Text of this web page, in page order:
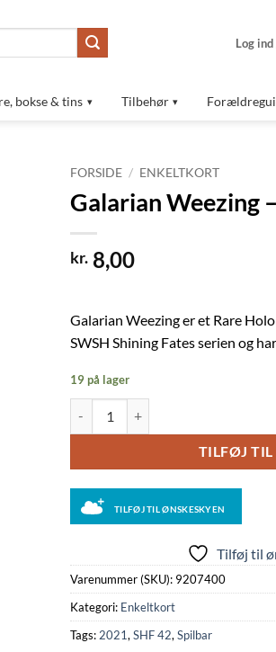
Log
bokse & tins Tilbehør
FORSIDE / ENKELTKORT
Galarian Weezing
kr. 8,00
Galarian Weezing er et Rare
SWSH Shining Fates serien og
19 på lager
TILFØJ TIL
TILFØJ TIL ØNSKESKYEN
Tilføj til
Varenummer (SKU): 9207400
Kategori: Enkeltkort
Tags: 2021, SHF 42, Spilbar